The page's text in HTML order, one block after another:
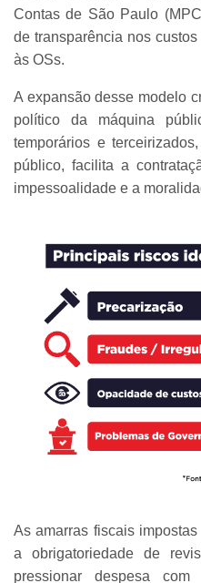
Contas de São Paulo
de transparência nos
às OSs.
A expansão desse modelo
político da máquina
temporários e
público, facilita a
impessoalidade e a
As amarras fiscais
a obrigatoriedade de
pressionar despesa